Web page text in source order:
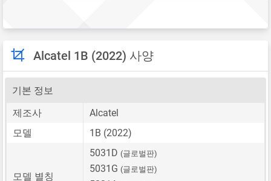
Alcatel 1B (2022) 사양
기본 정보
제조사
Alcatel
모델
1B (2022)
모델 별칭
5031D (글로벌판)
5031G (글로벌판)